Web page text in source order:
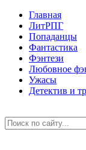
Главная
ЛитРПГ
Попаданцы
Фантастика
Фэнтези
Любовное
Ужасы
Детектив и